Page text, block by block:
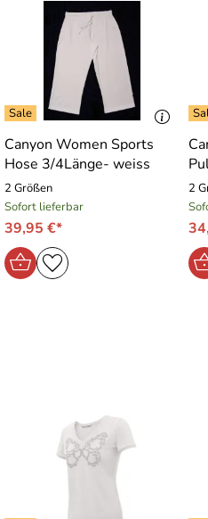
16 91242
Canyon Women Sports
Hose 3/4Länge- weiss
2 Größen
Sofort lieferbar
39,95 €*
2